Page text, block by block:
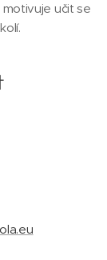
učit se